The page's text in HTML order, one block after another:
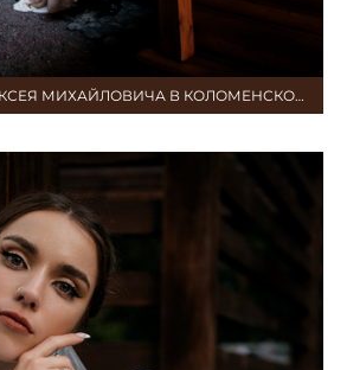
ДВОРЕЦ ЦАРЯ АЛЕКСЕЯ МИХАЙЛОВИЧА В КОЛОМЕНСКОМ. СВАДЬБА